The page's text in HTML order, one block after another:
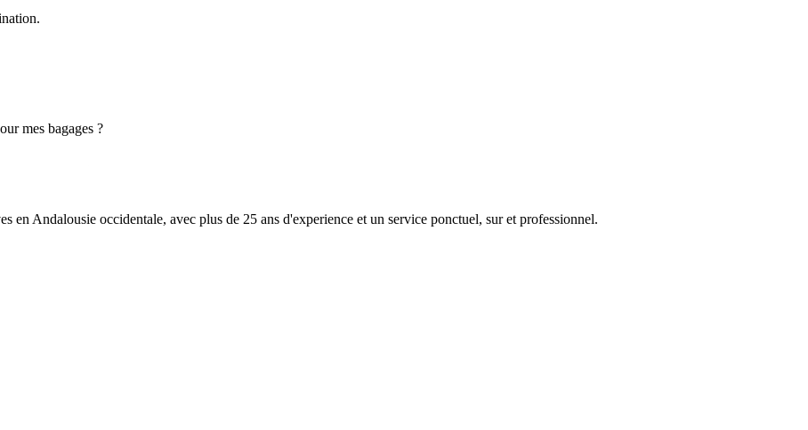
mes bagages ?
en Andalousie occidentale, avec plus de 25 ans d'experience et un service ponctuel, sur et professionnel.